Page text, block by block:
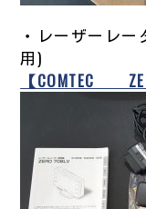
・レーザーレ
用)
【COMTEC